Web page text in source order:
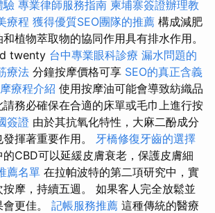
驗 專業律師服務指南 柬埔寨簽證辦理教
療程 獲得優質SEO團隊的推薦 構成減肥
植物萃取物的協同作用具有排水作用。
twenty 台中專業眼科診療 漏水問題的
療法 分鐘按摩價格可享 SEO的真正含義
療程介紹 使用按摩油可能會導致紡織品
請務必確保在合適的床單或毛巾上進行按
簽證 由於其抗氧化特性，大麻二酚成分
揮著重要作用。 牙橋修復牙齒的選擇
CBD可以延緩皮膚衰老，保護皮膚細
薦名單 在拉帕波特的第二項研究中，實
摩，持續五週。 如果客人完全放鬆並
更佳。 記帳服務推薦 這種傳統的醫療